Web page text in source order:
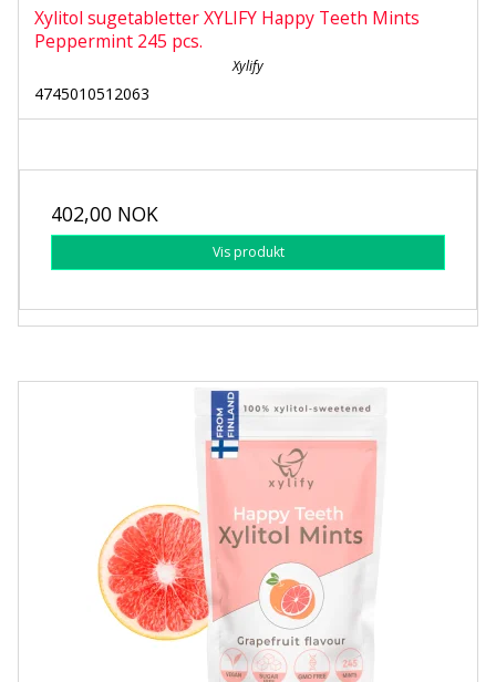
Xylitol sugetabletter XYLIFY Happy Teeth Mints
Peppermint 245 pcs.
Xylify
4745010512063
402,00 NOK
Vis produkt